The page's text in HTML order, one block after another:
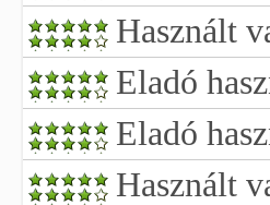
Használt
Eladó
Eladó
Használt